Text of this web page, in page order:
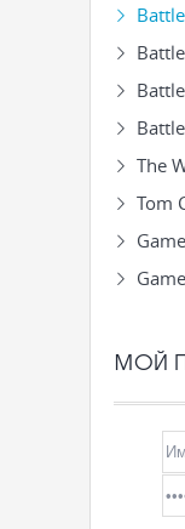
The
Tom
МОЙ